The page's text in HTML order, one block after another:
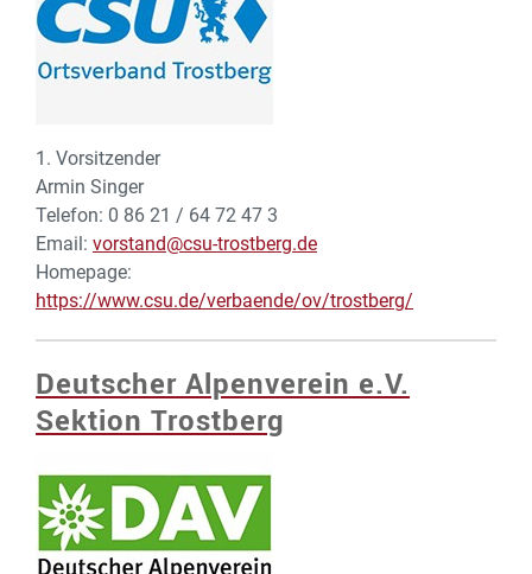
1. Vorsitzender
Armin Singer
Telefon: 0 86 21 / 64 72 47 3
Email: vorstand@csu-trostberg.de
Homepage:
https://www.csu.de/verbaende/ov/trostberg/
Deutscher Alpenverein e.V.
Sektion Trostberg